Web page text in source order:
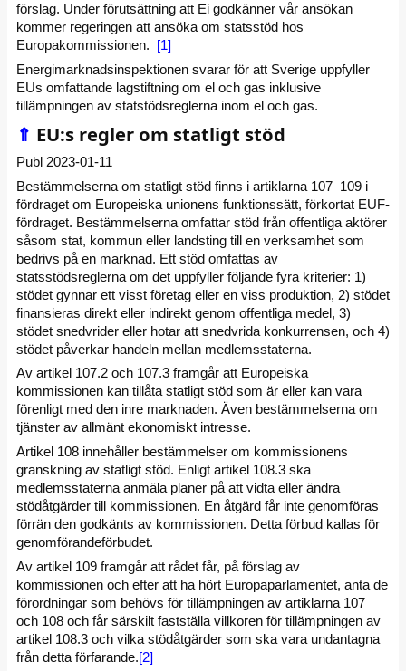
förslag. Under förutsättning att Ei godkänner vår ansökan
kommer regeringen att ansöka om statsstöd hos
Europakommissionen. [1]
Energimarknadsinspektionen svarar för att Sverige uppfyller
EUs omfattande lagstiftning om el och gas inklusive
tillämpningen av statstödsreglerna inom el och gas.
⇑ EU:s regler om statligt stöd
Publ 2023-01-11
Bestämmelserna om statligt stöd finns i artiklarna 107–109 i
fördraget om Europeiska unionens funktionssätt, förkortat EUF-
fördraget. Bestämmelserna omfattar stöd från offentliga aktörer
såsom stat, kommun eller landsting till en verksamhet som
bedrivs på en marknad. Ett stöd omfattas av
statsstödsreglerna om det uppfyller följande fyra kriterier: 1)
stödet gynnar ett visst företag eller en viss produktion, 2) stödet
finansieras direkt eller indirekt genom offentliga medel, 3)
stödet snedvrider eller hotar att snedvrida konkurrensen, och 4)
stödet påverkar handeln mellan medlemsstaterna.
Av artikel 107.2 och 107.3 framgår att Europeiska
kommissionen kan tillåta statligt stöd som är eller kan vara
förenligt med den inre marknaden. Även bestämmelserna om
tjänster av allmänt ekonomiskt intresse.
Artikel 108 innehåller bestämmelser om kommissionens
granskning av statligt stöd. Enligt artikel 108.3 ska
medlemsstaterna anmäla planer på att vidta eller ändra
stödåtgärder till kommissionen. En åtgärd får inte genomföras
förrän den godkänts av kommissionen. Detta förbud kallas för
genomförandeförbudet.
Av artikel 109 framgår att rådet får, på förslag av
kommissionen och efter att ha hört Europaparlamentet, anta de
förordningar som behövs för tillämpningen av artiklarna 107
och 108 och får särskilt fastställa villkoren för tillämpningen av
artikel 108.3 och vilka stödåtgärder som ska vara undantagna
från detta förfarande.[2]